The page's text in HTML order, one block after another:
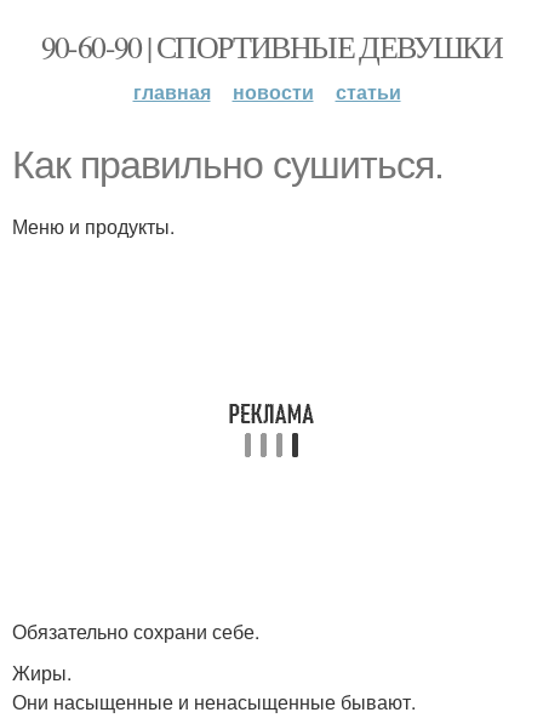
90-60-90 | СПОРТИВНЫЕ ДЕВУШКИ
главная новости статьи
Как правильно сушиться.
Меню и продукты.
Обязательно сохрани себе.
Жиры.
Они насыщенные и ненасыщенные бывают.